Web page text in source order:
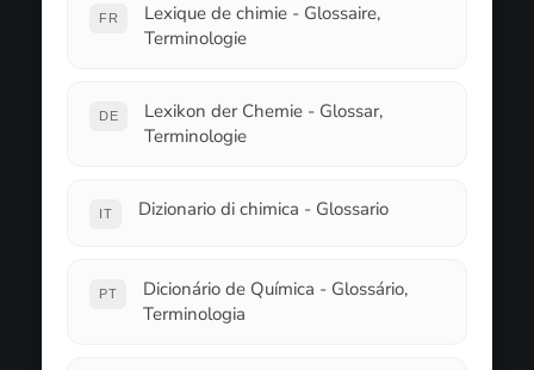
FR
Lexique de chimie - Glossaire,
Terminologie
DE
Lexikon der Chemie - Glossar,
Terminologie
IT Dizionario di chimica - Glossario
PT
Dicionário de Química - Glossário,
Terminologia